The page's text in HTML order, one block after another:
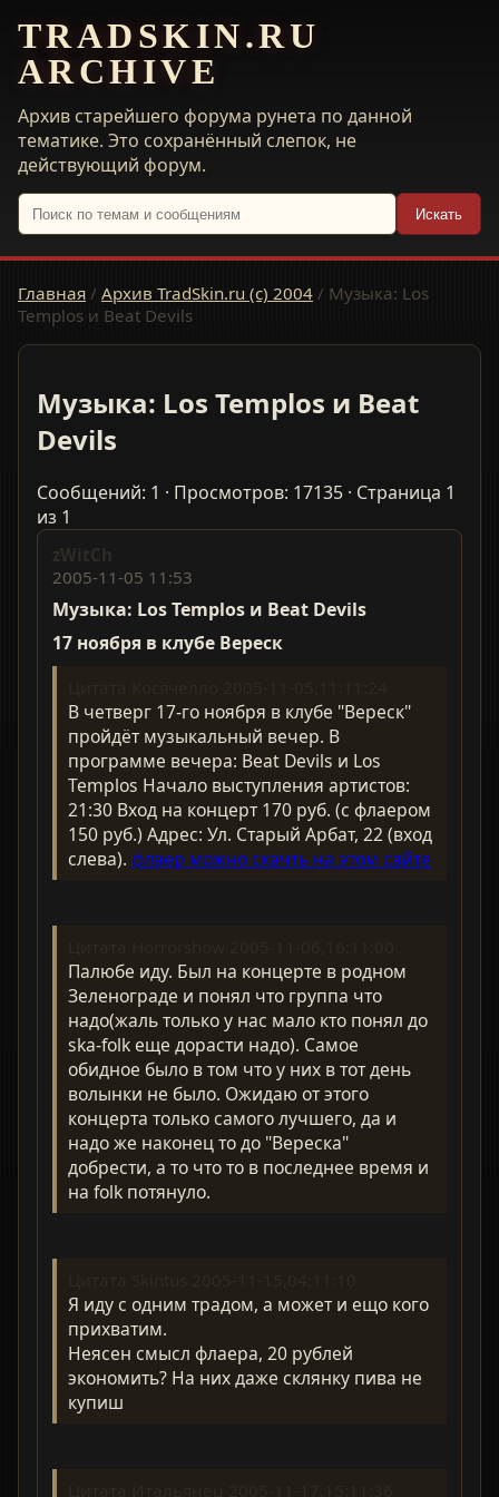
TRADSKIN.RU
ARCHIVE
Архив старейшего форума рунета по данной
тематике. Это сохранённый слепок, не
действующий форум.
Искать
Главная / Архив TradSkin.ru (с) 2004 / Музыка: Los
Templos и Beat Devils
Музыка: Los Templos и Beat
Devils
Сообщений: 1 · Просмотров: 17135 · Страница 1
из 1
zWitCh
2005-11-05 11:53
Музыка: Los Templos и Beat Devils
17 ноября в клубе Вереск
В четверг 17-го ноября в клубе "Вереск"
пройдёт музыкальный вечер. В
программе вечера: Beat Devils и Los
Templos Начало выступления артистов:
21:30 Вход на концерт 170 руб. (с флаером
150 руб.) Адрес: Ул. Старый Арбат, 22 (вход
слева).флаер можно скачть на этом сайте
Палюбе иду. Был на концерте в родном
Зеленограде и понял что группа что
надо(жаль только у нас мало кто понял до
ska-folk еще дорасти надо). Самое
обидное было в том что у них в тот день
волынки не было. Ожидаю от этого
концерта только самого лучшего, да и
надо же наконец то до "Вереска"
добрести, а то что то в последнее время и
на folk потянуло.
Я иду с одним традом, а может и ещо кого
прихватим.
Неясен смысл флаера, 20 рублей
экономить? На них даже склянку пива не
купиш